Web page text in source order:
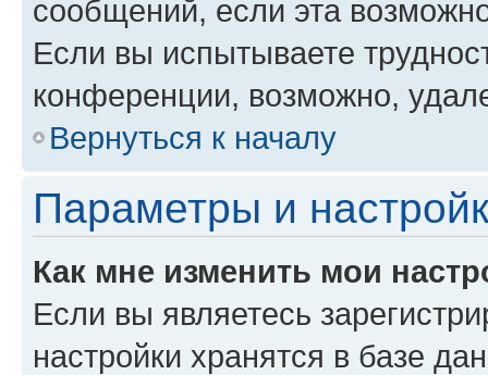
сообщений, если эта
Если вы испытываете
конференции, возможно,
Вернуться к началу
Параметры и
Как мне изменить мои
Если вы являетесь
настройки хранятся в базе